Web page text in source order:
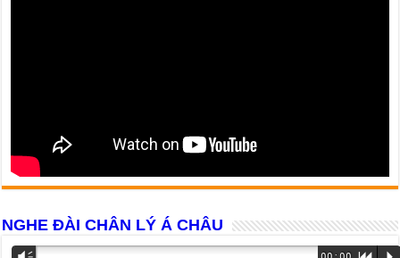
NGHE ĐÀI CHÂN LÝ Á CHÂU
Trình